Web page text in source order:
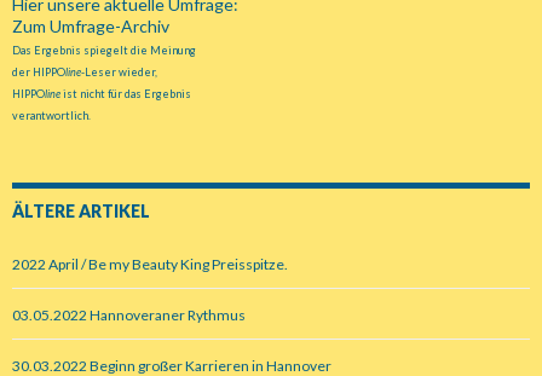
Hier unsere aktuelle Umfrage:
Zum Umfrage-Archiv
Das Ergebnis spiegelt die Meinung
der HIPPOline-Leser wieder,
HIPPOlineist nicht für das Ergebnis
verantwortlich.
ÄLTERE ARTIKEL
2022 April / Be my Beauty King Preisspitze.
03.05.2022 Hannoveraner Rythmus
30.03.2022 Beginn großer Karrieren in Hannover